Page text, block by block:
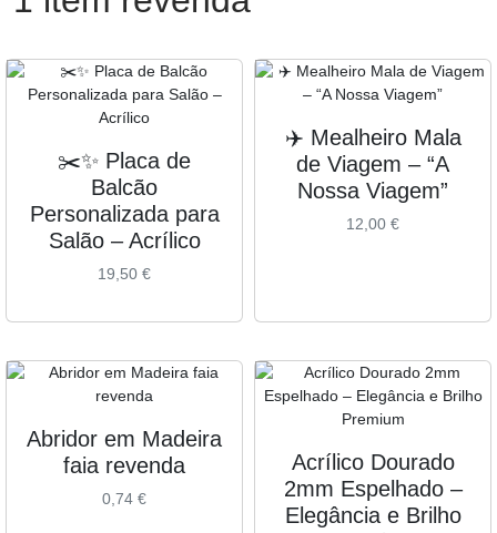
✂️✨ Placa de
Balcão
Personalizada para
Salão – Acrílico
19,50 €
✈️ Mealheiro Mala
de Viagem – “A
Nossa Viagem”
12,00 €
Abridor em Madeira
faia revenda
0,74 €
Acrílico Dourado
2mm Espelhado –
Elegância e Brilho